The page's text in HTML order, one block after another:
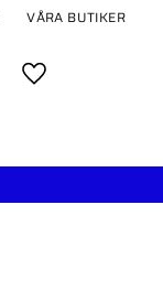
VÅRA BUTIKER